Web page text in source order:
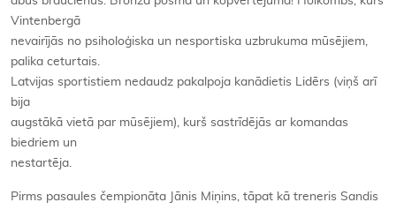
Vintenbergā
nevairījās no psiholoģiska un nesportiska uzbrukuma mūsējiem,
palika ceturtais.
Latvijas sportistiem nedaudz pakalpoja kanādietis Lidērs (viņš arī
bija
augstākā vietā par mūsējiem), kurš sastrīdējās ar komandas
biedriem un
nestartēja.
Pirms pasaules čempionāta Jānis Miņins, tāpat kā treneris Sandis